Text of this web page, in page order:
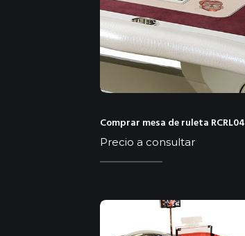
Comprar mesa de ruleta RCRL04
Precio a consultar